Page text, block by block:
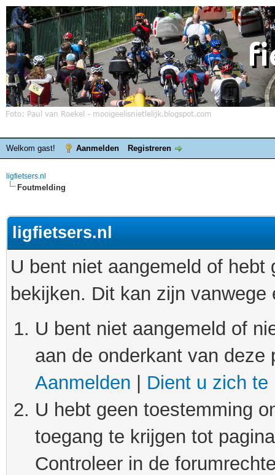
Welkom gast! Aanmelden Registreren
ligfietsers.nl
Foutmelding
ligfietsers.nl
U bent niet aangemeld of
bekijken. Dit kan zijn
U bent niet aangemeld of
aan de onderkant van
Aanmelden
Dient u zich te
U hebt geen toestemming
toegang te krijgen tot
Controleer in de